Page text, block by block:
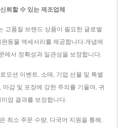
뢰할 수 있는 제조업체
고품질 브랜드 상품이 필요한 글로벌
동물 액세서리를 제공합니다.개념에
에서 정확성과 일관성을 보장합니다.
모션 이벤트, 소매, 기업 선물 및 특별
감 및 포장에 강한 주의를 기울여, 귀
엄 결과를 보장합니다.
최소 주문 수량, 다국어 지원을 통해,